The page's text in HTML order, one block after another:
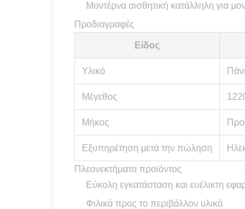
Μοντέρνα αισθητική κατάλληλη για
Προδιαγραφές
Είδος
Υλικό
Μέγεθος
Μήκος
Εξυπηρέτηση μετά την πώληση
Πλεονεκτήματα προϊόντος
Εύκολη εγκατάσταση και ευέλικτη
Φιλικά προς το περιβάλλον υλικά